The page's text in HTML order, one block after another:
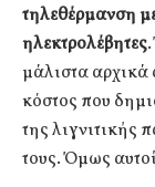
τηλεθέρμανση
ηλεκτρολέβητες
μάλιστα
κόστος που
της λιγνιτικής
τους. Όμως